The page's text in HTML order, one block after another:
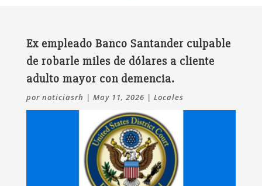
Ex empleado Banco Santander culpable
de robarle miles de dólares a cliente
adulto mayor con demencia.
por noticiasrh | May 11, 2026 | Locales